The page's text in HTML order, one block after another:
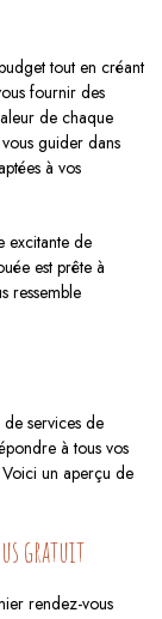
tout en créant
fournir des
de chaque
guider dans
à vos
excitante de
est prête à
ressemble
services de
à tous vos
Voici un aperçu de
gratuit
rendez-vous